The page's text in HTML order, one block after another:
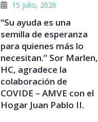
15 julio, 2026
“Su ayuda es una
semilla de esperanza
para quienes más lo
necesitan.” Sor Marlen,
HC, agradece la
colaboración de
COVIDE – AMVE con el
Hogar Juan Pablo II.